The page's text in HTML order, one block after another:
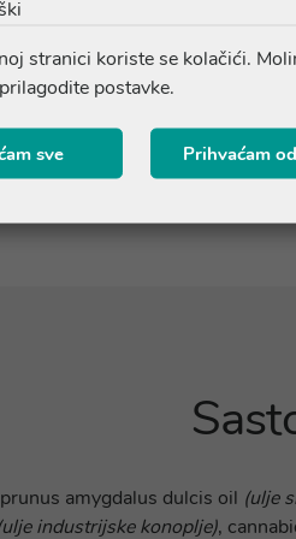
amygdalus dulcis oil (ulje
industrijske konoplje),
stranici koriste se kolačići.
postavke.
sve Prihvaćam